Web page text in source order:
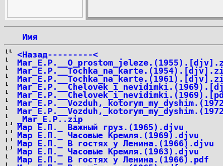
...
Имя
<Назад---------<
_Mar_E.P..zip
Мар Е.П._ Важный груз.(1965).djvu
Мар Е.П._ Часовые Кремля.(1969).djvu
Мар Е.П._ В гостях у Ленина.(1966).djvu
Мар Е.П._ Часовые Кремля.(1963).djvu
Мар Е.П._ В гостях у Ленина.(1966).pdf